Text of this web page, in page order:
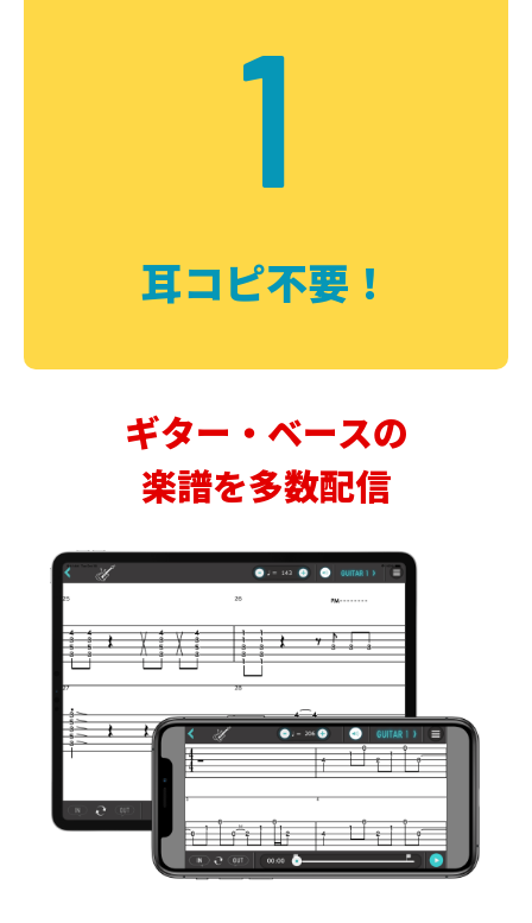
1
耳コピ不要！
ギター・ベースの
楽譜を多数配信